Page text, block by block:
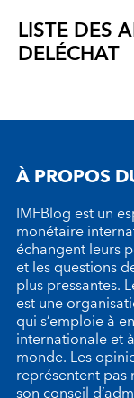
LISTE DES
DELÉCHAT
À PROPOS
IMFBlog est un
monétaire
échangent leurs
et les questions
plus pressantes.
est une
qui s’emploie à
internationale et
monde. Les
représentent pas